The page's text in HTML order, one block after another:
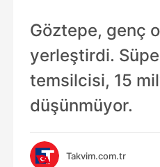
Göztepe, genç
yerleştirdi.
temsilcisi, 15
düşünmüyor.
Takvim.com.tr